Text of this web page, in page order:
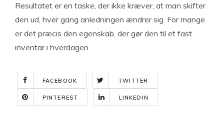
Resultatet er en taske, der ikke kræver, at man skifter
den ud, hver gang anledningen ændrer sig. For mange
er det præcis den egenskab, der gør den til et fast
inventar i hverdagen.
FACEBOOK TWITTER
PINTEREST LINKEDIN